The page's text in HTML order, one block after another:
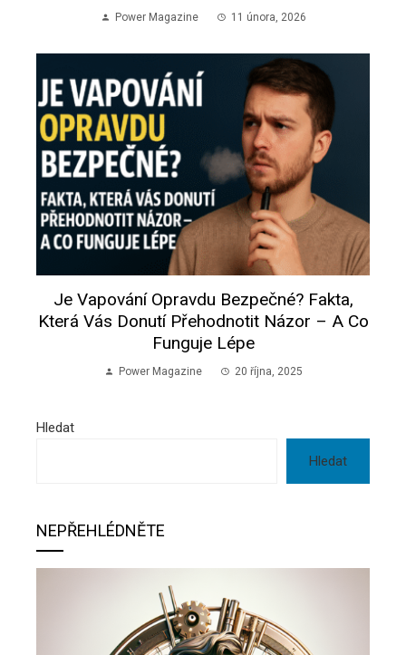
Power Magazine 11 února, 2026
Je Vapování Opravdu Bezpečné? Fakta,
Která Vás Donutí Přehodnotit Názor – A Co
Funguje Lépe
Power Magazine 20 října, 2025
Hledat
Hledat
NEPŘEHLÉDNĚTE